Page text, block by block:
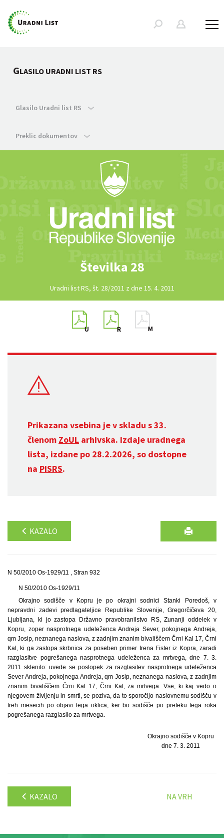
GLASILO URADNI LIST RS
Glasilo Uradni list RS
Preklic dokumentov
Številka 28
Uradni list RS, št. 28/2011 z dne 15. 4. 2011
Prikazana vsebina je v skladu s 33.
členom ZoUL arhivska. Izdaje uradnega
lista, izdane po 28.2.2026, so dostopne
na PISRS.
KAZALO
N 50/2010 Os-1929/11 , Stran 932
N 50/2010 Os-1929/11
Okrajno sodišče v Kopru je po okrajni sodnici Stanki Poredoš, v
nepravdni zadevi predlagateljice Republike Slovenije, Gregorčičeva 20,
Ljubljana, ki jo zastopa Državno pravobranilstvo RS, Zunanji oddelek v
Kopru, zoper nasprotnega udeleženca Andreja Sever, pokojnega Andreja,
qm Josip, neznanega naslova, z zadnjim znanim bivališčem Črni Kal 17, Črni
Kal, ki ga zastopa skrbnica za poseben primer Irena Fister iz Kopra, zaradi
razglasitve pogrešanega nasprotnega udeleženca za mrtvega, dne 7. 3.
2011 sklenilo: uvede se postopek za razglasitev nasprotnega udeleženca
Sever Andreja, pokojnega Andreja, qm Josip, neznanega naslova, z zadnjim
znanim bivališčem Črni Kal 17, Črni Kal, za mrtvega. Vse, ki kaj vedo o
njegovem življenju in smrti, se poziva, da to sporočijo naslovnemu sodišču v
treh mesecih po objavi tega oklica, ker bo sodišče po preteku tega roka
pogrešanega razglasilo za mrtvega.
Okrajno sodišče v Kopru
dne 7. 3. 2011
KAZALO NA VRH